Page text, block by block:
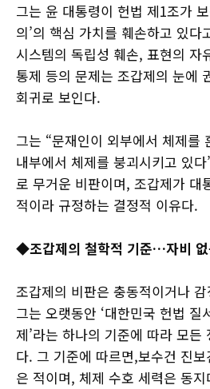
그는 윤 대통령이 헌법 제1조가
의’의 핵심 가치를 훼손하고 있다
시스템의 독립성 훼손, 표현의 자
통제 등의 문제는 조갑제의 눈에
회귀로 보인다.
그는 “문재인이 외부에서 체제를
내부에서 체제를 붕괴시키고 있
로 무거운 비판이며, 조갑제가 대
적이라 규정하는 결정적 이유다.
◆조갑제의 철학적 기준…자비 없
조갑제의 비판은 충동적이거나
그는 오랫동안 ‘대한민국 헌법 질
제’라는 하나의 기준에 따라 모든
다. 그 기준에 따르면,보수건 진
은 적이며, 체제 수호 세력은 동지